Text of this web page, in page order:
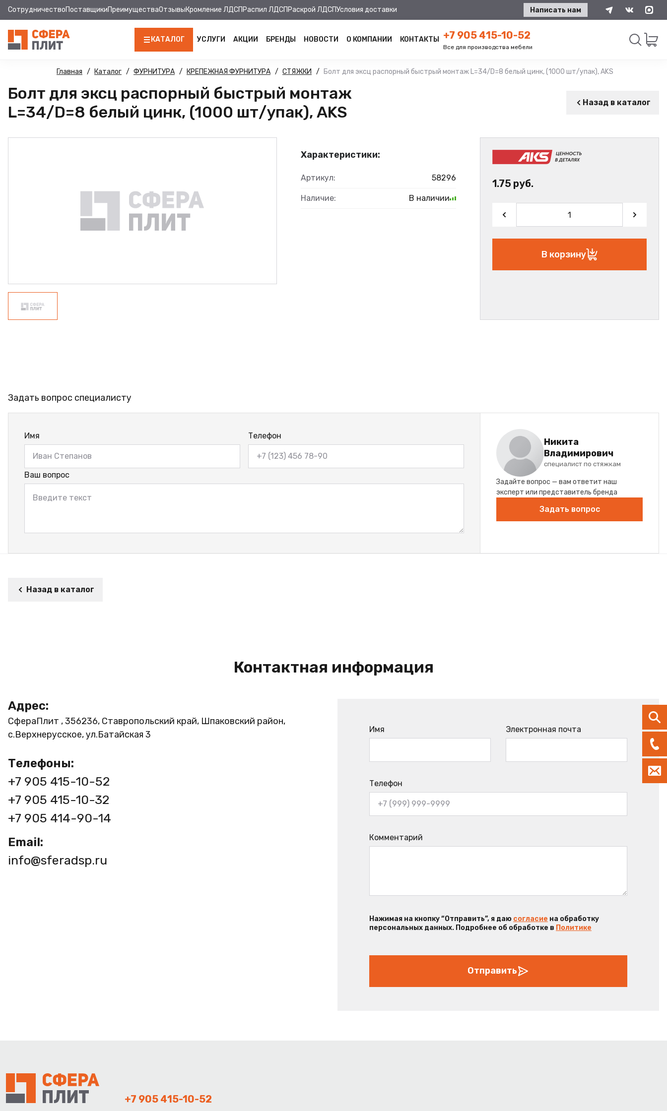
СотрудничествоПоставщикиПреимуществаОтзывыКромление ЛДСП Распил ЛДСП Раскрой ЛДСПУсловия доставки Написать нам
КАТАЛОГ
ЛДСП
КРОМКА
МДФ
МДФ ПАНЕЛИ
ДВПО
ФАНЕРА
УСЛУГИ АКЦИИ БРЕНДЫ НОВОСТИ О КОМПАНИИ КОНТАКТЫ +7 905 415-10-52
Все для производства мебели
Искать
Главная Каталог ФУРНИТУРА КРЕПЕЖНАЯ ФУРНИТУРА СТЯЖКИ Болт для эксц распорный быстрый монтаж L=34/D=8 белый цинк, (1000 шт/упак), AKS
Болт для эксц распорный быстрый монтаж
L=34/D=8 белый цинк, (1000 шт/упак), AKS
Назад в каталог
Характеристики:
Артикул: 58296
Наличие: В наличии
1.75 руб.
В корзину
Задать вопрос специалисту
Имя Телефон
Ваш вопрос
Никита
Владимирович
специалист по стяжкам
Задайте вопрос — вам ответит наш
эксперт или представитель бренда
Задать вопрос
Назад в каталог
Контактная информация
Адрес:
СфераПлит , 356236, Ставропольский край, Шпаковский район,
с.Верхнерусское, ул.Батайская 3
Телефоны:
+7 905 415-10-52
+7 905 415-10-32
+7 905 414-90-14
Email:
info@sferadsp.ru
Имя Электронная почта
Телефон
Комментарий
Нажимая на кнопку “Отправить”, я даю согласие на обработку
персональных данных. Подробнее об обработке в Политике
Отправить
+7 905 415-10-52